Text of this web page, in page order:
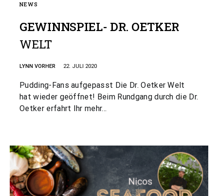
NEWS
GEWINNSPIEL- DR. OETKER
WELT
LYNN VORHER 22. JULI 2020
Pudding-Fans aufgepasst Die Dr. Oetker Welt
hat wieder geöffnet! Beim Rundgang durch die Dr.
Oetker erfahrt Ihr mehr…